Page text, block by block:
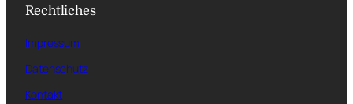
Rechtliches
Impressum
Datenschutz
Kontakt